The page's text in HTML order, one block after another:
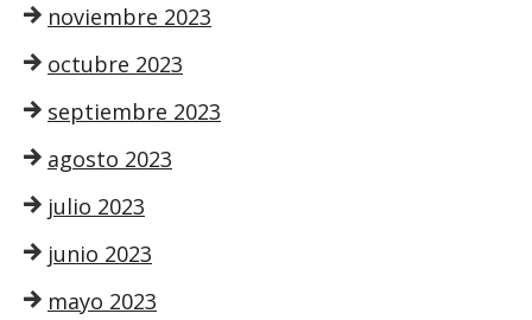
noviembre 2023
octubre 2023
septiembre 2023
agosto 2023
julio 2023
junio 2023
mayo 2023